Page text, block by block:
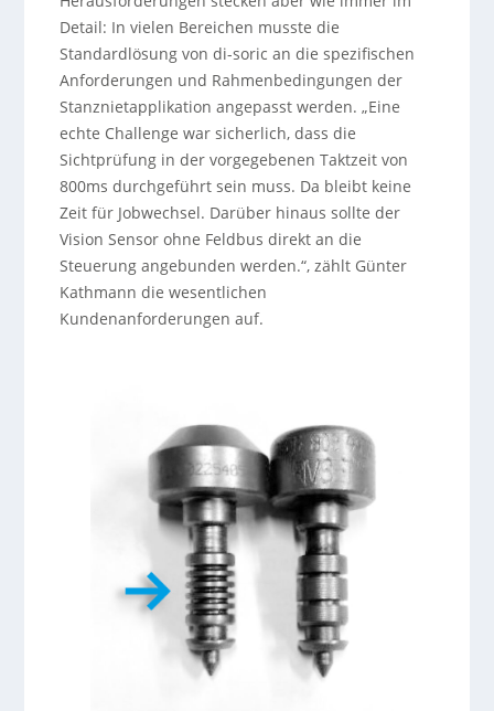
Detail: In vielen Bereichen musste die
Standardlösung von di-soric an die spezifischen
Anforderungen und Rahmenbedingungen der
Stanznietapplikation angepasst werden. „Eine
echte Challenge war sicherlich, dass die
Sichtprüfung in der vorgegebenen Taktzeit von
800ms durchgeführt sein muss. Da bleibt keine
Zeit für Jobwechsel. Darüber hinaus sollte der
Vision Sensor ohne Feldbus direkt an die
Steuerung angebunden werden.“, zählt Günter
Kathmann die wesentlichen
Kundenanforderungen auf.